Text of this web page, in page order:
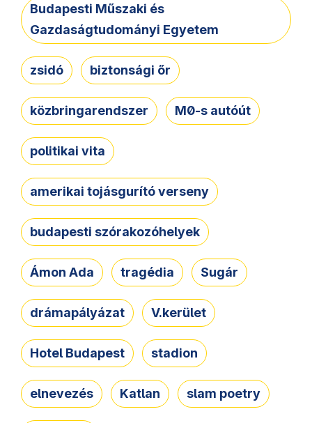
Budapesti Műszaki és
Gazdaságtudományi Egyetem
zsidó biztonsági őr
közbringarendszer M0-s autóút
politikai vita
amerikai tojásgurító verseny
budapesti szórakozóhelyek
Ámon Ada tragédia Sugár
drámapályázat V.kerület
Hotel Budapest stadion
elnevezés Katlan slam poetry